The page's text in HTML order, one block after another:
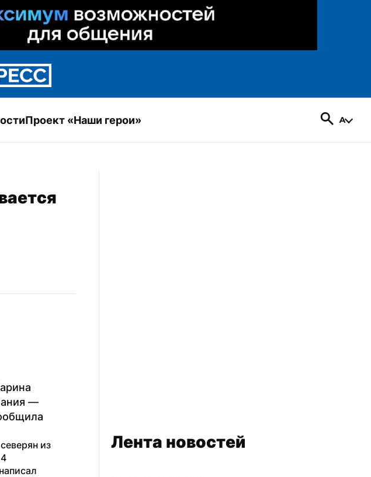
Проект «Наши герои»
—
из
Лента новостей